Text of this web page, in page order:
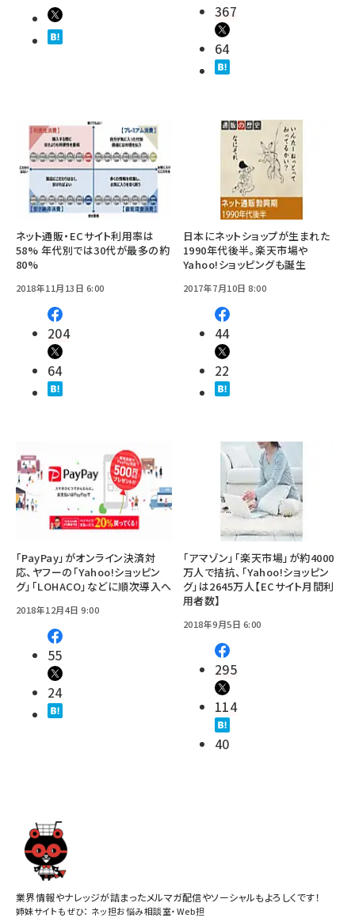
367
64
ネット通販・ECサイト利用率は
58% 年代別では30代が最多の約
80%
2018年11月13日 6:00
204
64
日本にネットショップが生まれた
1990年代後半。楽天市場や
Yahoo!ショッピングも誕生
2017年7月10日 8:00
44
22
「PayPay」がオンライン決済対
応、ヤフーの「Yahoo!ショッピン
グ」「LOHACO」などに順次導入へ
2018年12月4日 9:00
55
24
「アマゾン」「楽天市場」が約4000
万人で拮抗、「Yahoo!ショッピン
グ」は2645万人【ECサイト月間利
用者数】
2018年9月5日 6:00
295
114
40
業界情報やナレッジが詰まったメルマガ配信やソーシャルもよろしくです！
姉妹サイトもぜひ： ネッ担お悩み相談室・Web担